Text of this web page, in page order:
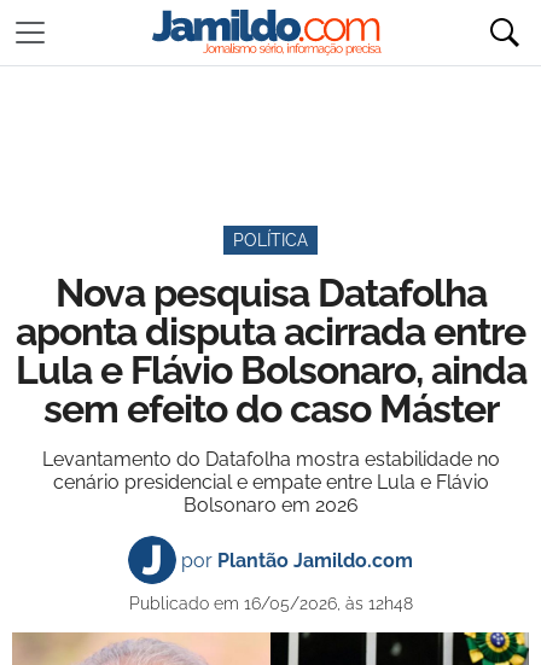
POLÍTICA
Nova pesquisa Datafolha
aponta disputa acirrada entre
Lula e Flávio Bolsonaro, ainda
sem efeito do caso Máster
Levantamento do Datafolha mostra estabilidade no
cenário presidencial e empate entre Lula e Flávio
Bolsonaro em 2026
por Plantão Jamildo.com
Publicado em 16/05/2026, às 12h48